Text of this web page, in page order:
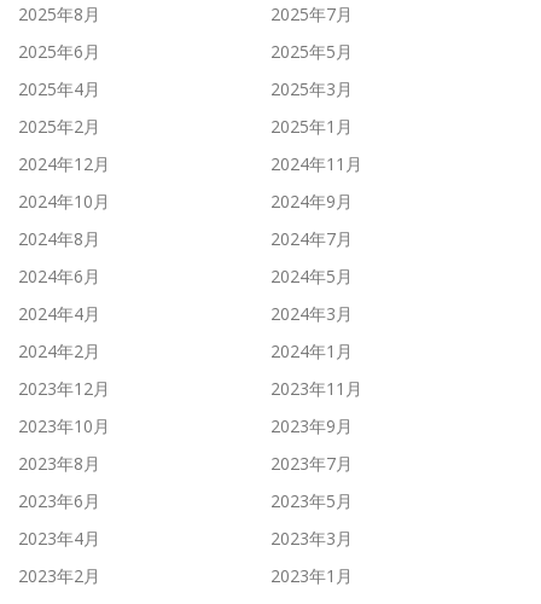
2025年8月
2025年7月
2025年6月
2025年5月
2025年4月
2025年3月
2025年2月
2025年1月
2024年12月
2024年11月
2024年10月
2024年9月
2024年8月
2024年7月
2024年6月
2024年5月
2024年4月
2024年3月
2024年2月
2024年1月
2023年12月
2023年11月
2023年10月
2023年9月
2023年8月
2023年7月
2023年6月
2023年5月
2023年4月
2023年3月
2023年2月
2023年1月